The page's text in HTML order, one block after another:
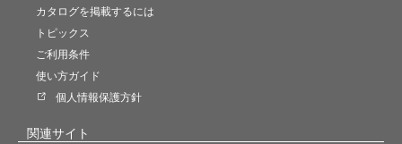
カタログを掲載するには
トピックス
ご利用条件
使い方ガイド
個人情報保護方針
関連サイト